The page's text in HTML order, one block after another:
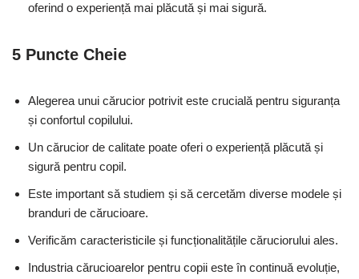
oferind o experiență mai plăcută și mai sigură.
5 Puncte Cheie
Alegerea unui cărucior potrivit este crucială pentru siguranța
și confortul copilului.
Un cărucior de calitate poate oferi o experiență plăcută și
sigură pentru copil.
Este important să studiem și să cercetăm diverse modele și
branduri de cărucioare.
Verificăm caracteristicile și funcționalitățile căruciorului ales.
Industria cărucioarelor pentru copii este în continuă evoluție,